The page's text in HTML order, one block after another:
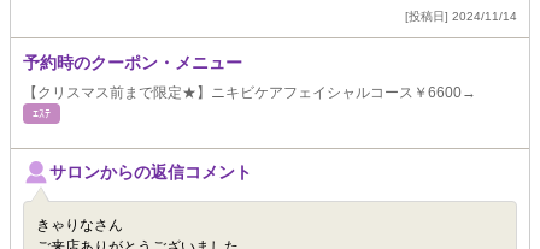
[投稿日] 2024/11/14
予約時のクーポン・メニュー
【クリスマス前まで限定★】ニキビケアフェイシャルコース￥6600→
ｴｽﾃ
サロンからの返信コメント
きゃりなさん